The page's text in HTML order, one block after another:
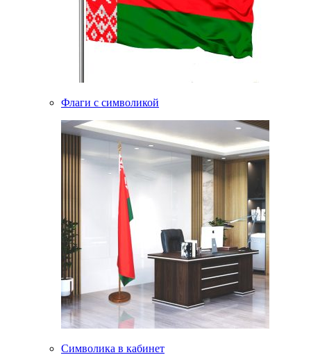
Флаги с символикой
Символика в кабинет